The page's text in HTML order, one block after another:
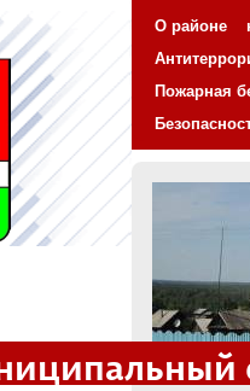
О районе
Пожарная